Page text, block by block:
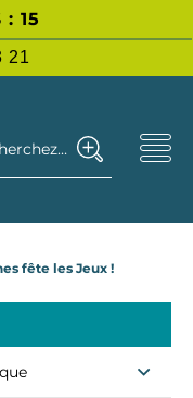
: 15
21
vous ?
fête les Jeux !